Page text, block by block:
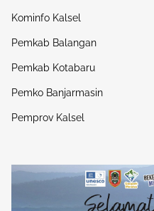
Kominfo Kalsel
Pemkab Balangan
Pemkab Kotabaru
Pemko Banjarmasin
Pemprov Kalsel